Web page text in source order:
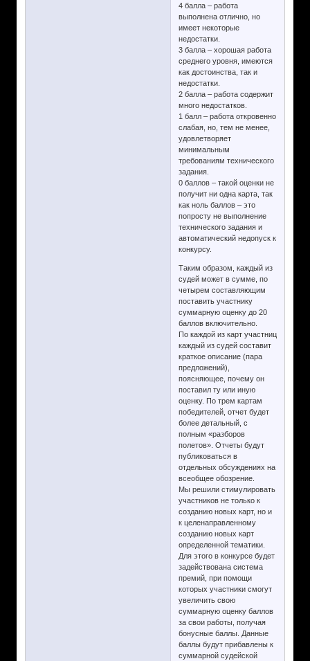
4 балла – работа
выполнена отлично, но
имеет некоторые
недостатки.
3 балла – хорошая работа
среднего уровня, имеются
как достоинства, так и
недостатки.
2 балла – работа содержит
много недостатков.
1 балл – работа откровенно
слабая, но, тем не менее,
удовлетворяет
минимальным
требованиям технического
задания.
0 баллов – такой оценки не
получит ни одна карта, так
как ноль баллов – это
попросту не выполнение
технического задания и
автоматический недопуск к
конкурсу.
Таким образом, каждый из
судей может в сумме, по
четырем составляющим
поставить участнику
суммарную оценку до 20
баллов включительно.
По каждой из карт участниц
каждый из судей составит
краткое описание (пара
предложений),
поясняющее, почему он
поставил ту или иную
оценку. По трем картам
победителей, отчет будет
более детальный, с
полным «разборов
полетов». Отчеты будут
публиковаться в
отдельных обсуждениях на
всеобщее обозрение.
Мы решили стимулировать
участников не только к
созданию новых карт, но и
к целенаправленному
созданию новых карт
определенной тематики.
Для этого в конкурсе будет
задействована система
премий, при помощи
которых участники смогут
увеличить свою
суммарную оценку баллов
за свои работы, получая
бонусные баллы. Данные
баллы будут прибавлены к
суммарной судейской